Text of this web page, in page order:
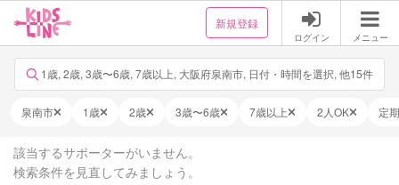
新規登録
ログイン メニュー
1歳, 2歳, 3歳〜6歳, 7歳以上, 大阪府泉南市, 日付・時間を選択, 他15件
泉南市 1歳 2歳 3歳〜6歳 7歳以上 2人OK 定
該当するサポーターがいません。
検索条件を見直してみましょう。